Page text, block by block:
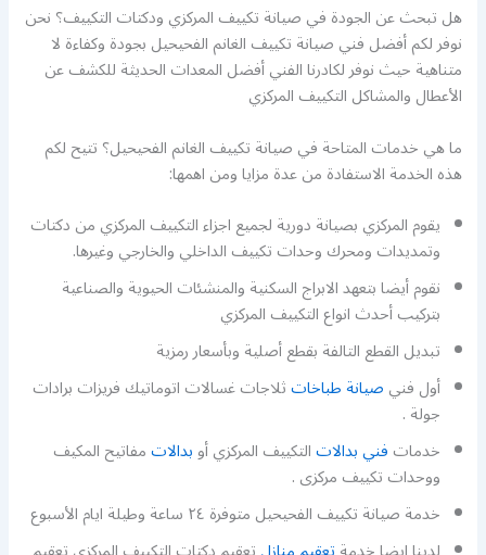
هل تبحث عن الجودة في صيانة تكييف المركزي ودكتات التكييف؟ نحن
نوفر لكم أفضل فني صيانة تكييف الغانم الفحيحيل بجودة وكفاءة لا
متناهية حيث نوفر لكادرنا الفني أفضل المعدات الحديثة للكشف عن
الأعطال والمشاكل التكييف المركزي
ما هي خدمات المتاحة في صيانة تكييف الغانم الفحيحيل؟ تتيح لكم
هذه الخدمة الاستفادة من عدة مزايا ومن اهمها:
يقوم المركزي بصيانة دورية لجميع اجزاء التكييف المركزي من دكتات
وتمديدات ومحرك وحدات تكييف الداخلي والخارجي وغيرها.
نقوم أيضا بتعهد الابراج السكنية والمنشئات الحيوية والصناعية
بتركيب أحدث انواع التكييف المركزي
تبديل القطع التالفة بقطع أصلية وبأسعار رمزية
أول فنيصيانة طباخاتثلاجات غسالات اتوماتيك فريزات برادات
جولة .
خدماتفني بدالاتالتكييف المركزي أوبدالاتمفاتيح المكيف
ووحدات تكييف مركزى .
خدمة صيانة تكييف الفحيحيل متوفرة ٢٤ ساعة وطيلة ايام الأسبوع